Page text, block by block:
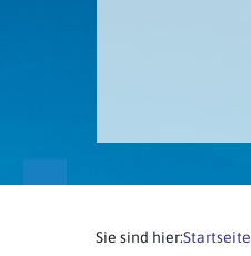
Sie sind hier:Startseite